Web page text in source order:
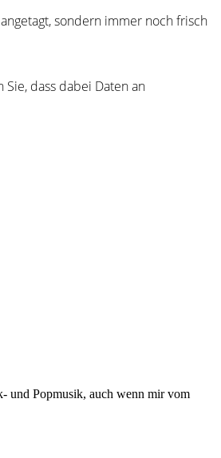
sondern immer noch frisch
dass dabei Daten an
und Popmusik, auch wenn mir vom